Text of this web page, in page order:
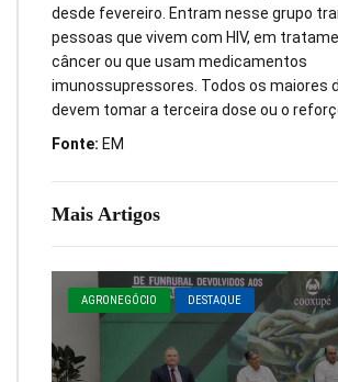
Mais Artigos
AGRONEGÓCIO DESTAQUE
desde fevereiro. Entram nesse grupo
pessoas que vivem com HIV, em
câncer ou que usam medicamentos
imunossupressores. Todos os maiores
devem tomar a terceira dose ou o
Fonte: EM